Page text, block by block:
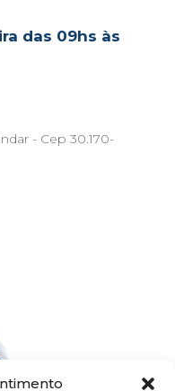
das 09hs às
- Cep 30.170-